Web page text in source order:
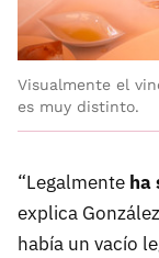
Visualmente el
es muy distinto.
“Legalmente ha
explica
había un vacío